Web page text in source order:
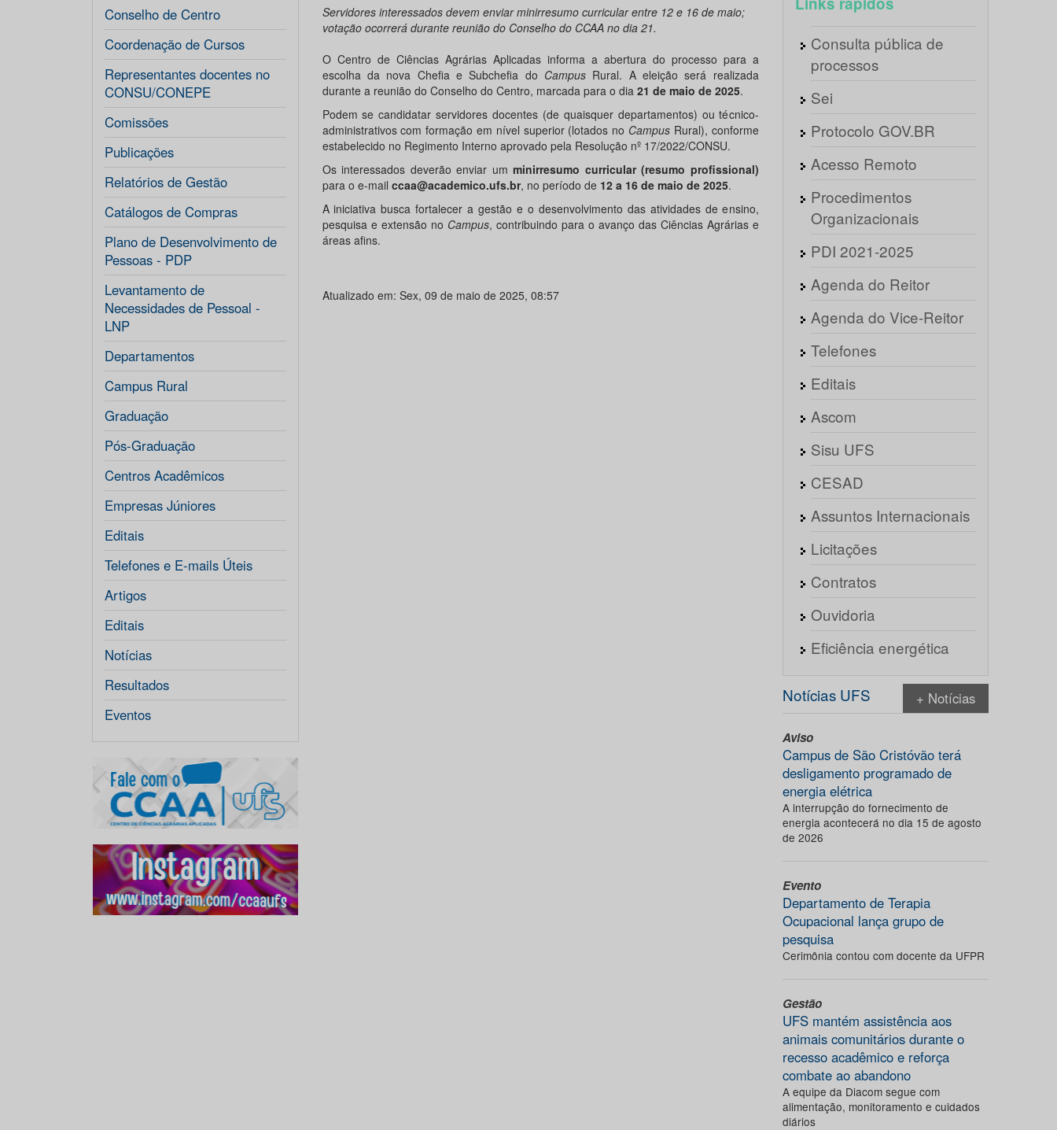
Conselho de Centro
Coordenação de Cursos
Representantes docentes no
CONSU/CONEPE
Comissões
Publicações
Relatórios de Gestão
Catálogos de Compras
Plano de Desenvolvimento de
Pessoas - PDP
Levantamento de
Necessidades de Pessoal -
LNP
Departamentos
Campus Rural
Graduação
Pós-Graduação
Centros Acadêmicos
Empresas Júniores
Editais
Telefones e E-mails Úteis
Artigos
Editais
Notícias
Resultados
Eventos
Servidores interessados devem enviar minirresumo curricular entre 12 e 16 de maio;
votação ocorrerá durante reunião do Conselho do CCAA no dia 21.
O Centro de Ciências Agrárias Aplicadas informa a abertura do processo para a
escolha da nova Chefia e Subchefia do Campus Rural. A eleição será realizada
durante a reunião do Conselho do Centro, marcada para o dia 21 de maio de 2025.
Podem se candidatar servidores docentes (de quaisquer departamentos) ou técnico-
administrativos com formação em nível superior (lotados no CampusRural), conforme
estabelecido no Regimento Interno aprovado pela Resolução nº 17/2022/CONSU.
Os interessados deverão enviar um minirresumo curricular (resumo profissional)
para o e-mail ccaa@academico.ufs.br, no período de 12 a 16 de maio de 2025.
A iniciativa busca fortalecer a gestão e o desenvolvimento das atividades de ensino,
pesquisa e extensão no Campus, contribuindo para o avanço das Ciências Agrárias e
áreas afins.
Atualizado em: Sex, 09 de maio de 2025, 08:57
Consulta pública de
processos
Sei
Protocolo GOV.BR
Acesso Remoto
Procedimentos
Organizacionais
PDI 2021-2025
Agenda do Reitor
Agenda do Vice-Reitor
Telefones
Editais
Ascom
Sisu UFS
CESAD
Assuntos Internacionais
Licitações
Contratos
Ouvidoria
Eficiência energética
Notícias UFS + Notícias
Aviso
Campus de São Cristóvão terá
desligamento programado de
energia elétrica
A interrupção do fornecimento de
energia acontecerá no dia 15 de agosto
de 2026
Evento
Departamento de Terapia
Ocupacional lança grupo de
pesquisa
Cerimônia contou com docente da UFPR
Gestão
UFS mantém assistência aos
animais comunitários durante o
recesso acadêmico e reforça
combate ao abandono
A equipe da Diacom segue com
alimentação, monitoramento e cuidados
diários